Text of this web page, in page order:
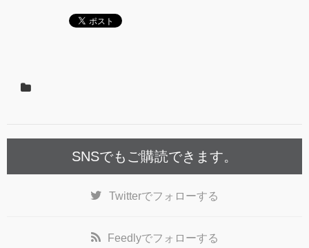
SNSでもご購読できます。
Twitterでフォローする
Feedlyでフォローする